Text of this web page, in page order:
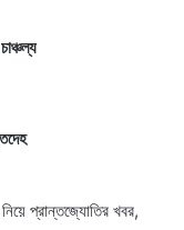
নিয়ে প্রান্তজ্যোতির খবর,